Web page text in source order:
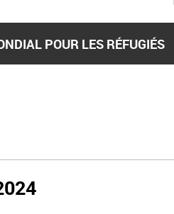
POUR LES RÉFUGIÉS